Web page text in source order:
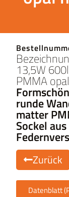
13,5W
PMMA
runde
matter
Sockel
Zurück
Datenblatt